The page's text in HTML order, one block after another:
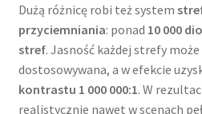
Dużą różnicę robi też system
przyciemniania: ponad 10 000
stref. Jasność każdej strefy
dostosowywana, a w efekcie
kontrastu 1 000 000:1. W
realistycznie nawet w scenach